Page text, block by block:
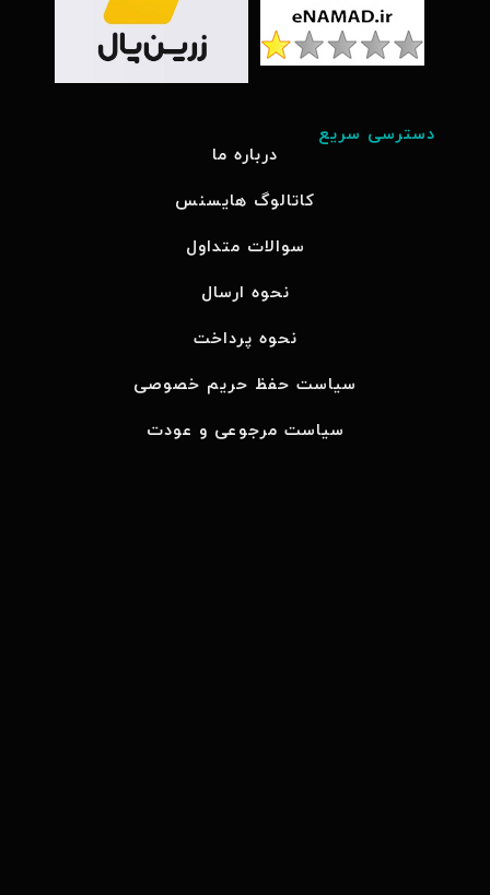
دسترسی سریع
درباره ما
کاتالوگ هایسنس
سوالات متداول
نحوه ارسال
نحوه پرداخت
سیاست حفظ حریم خصوصی
سیاست مرجوعی و عودت